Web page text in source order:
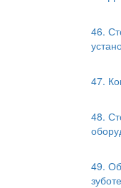
46.
47.
48.
49.